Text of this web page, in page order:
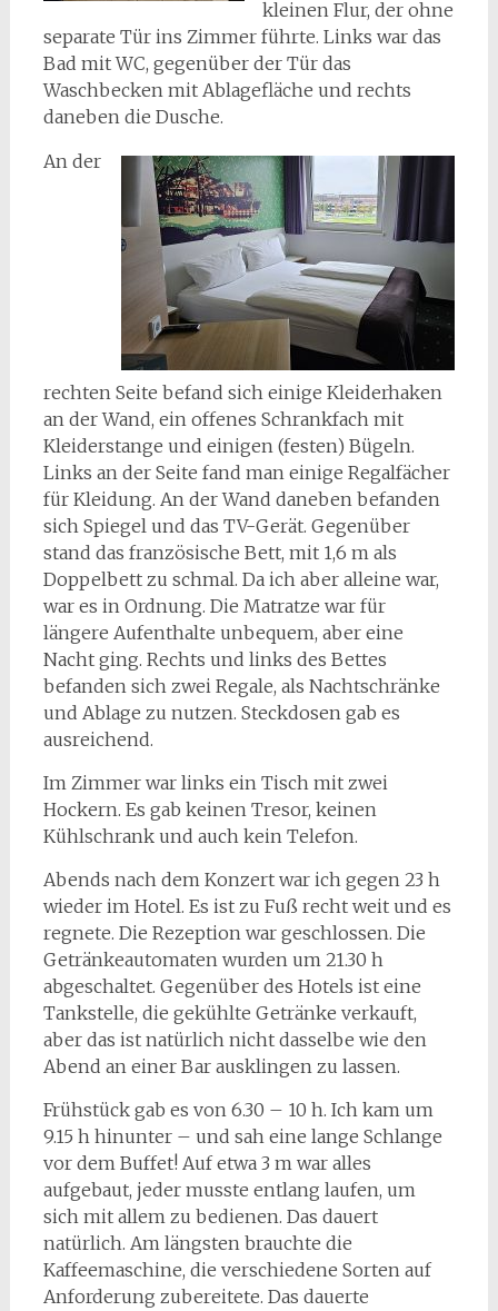
kleinen Flur, der ohne
separate Tür ins Zimmer führte. Links war das
Bad mit WC, gegenüber der Tür das
Waschbecken mit Ablagefläche und rechts
daneben die Dusche.
An der
rechten Seite befand sich einige Kleiderhaken
an der Wand, ein offenes Schrankfach mit
Kleiderstange und einigen (festen) Bügeln.
Links an der Seite fand man einige Regalfächer
für Kleidung. An der Wand daneben befanden
sich Spiegel und das TV-Gerät. Gegenüber
stand das französische Bett, mit 1,6 m als
Doppelbett zu schmal. Da ich aber alleine war,
war es in Ordnung. Die Matratze war für
längere Aufenthalte unbequem, aber eine
Nacht ging. Rechts und links des Bettes
befanden sich zwei Regale, als Nachtschränke
und Ablage zu nutzen. Steckdosen gab es
ausreichend.
Im Zimmer war links ein Tisch mit zwei
Hockern. Es gab keinen Tresor, keinen
Kühlschrank und auch kein Telefon.
Abends nach dem Konzert war ich gegen 23 h
wieder im Hotel. Es ist zu Fuß recht weit und es
regnete. Die Rezeption war geschlossen. Die
Getränkeautomaten wurden um 21.30 h
abgeschaltet. Gegenüber des Hotels ist eine
Tankstelle, die gekühlte Getränke verkauft,
aber das ist natürlich nicht dasselbe wie den
Abend an einer Bar ausklingen zu lassen.
Frühstück gab es von 6.30 – 10 h. Ich kam um
9.15 h hinunter – und sah eine lange Schlange
vor dem Buffet! Auf etwa 3 m war alles
aufgebaut, jeder musste entlang laufen, um
sich mit allem zu bedienen. Das dauert
natürlich. Am längsten brauchte die
Kaffeemaschine, die verschiedene Sorten auf
Anforderung zubereitete. Das dauerte